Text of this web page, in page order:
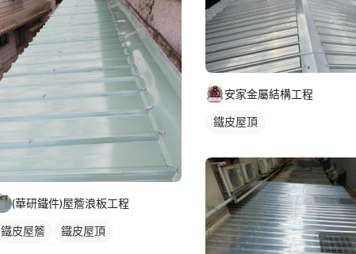
(華研鐵件)屋簷浪板工程
鐵皮屋簷
鐵皮屋頂
安家金屬結構工程
鐵皮屋頂